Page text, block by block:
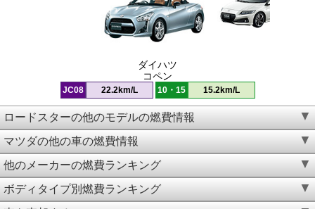
ダイハツ
コペン
JC08 22.2km/L 10・15 15.2km/L
ロードスターの他のモデルの燃費情報
マツダの他の車の燃費情報
他のメーカーの燃費ランキング
ボディタイプ別燃費ランキング